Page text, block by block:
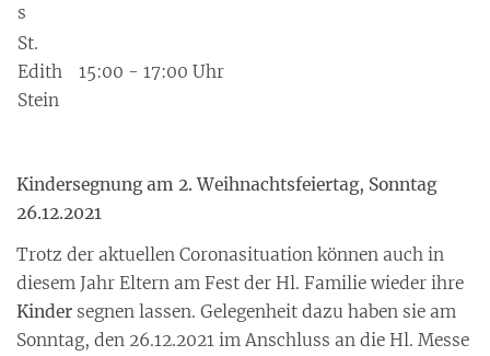
s
St.
Edith
Stein
15:00 - 17:00 Uhr
Kindersegnung am 2. Weihnachtsfeiertag, Sonntag
26.12.2021
Trotz der aktuellen Coronasituation können auch in
diesem Jahr Eltern am Fest der Hl. Familie wieder ihre
Kinder segnen lassen. Gelegenheit dazu haben sie am
Sonntag, den 26.12.2021 im Anschluss an die Hl. Messe